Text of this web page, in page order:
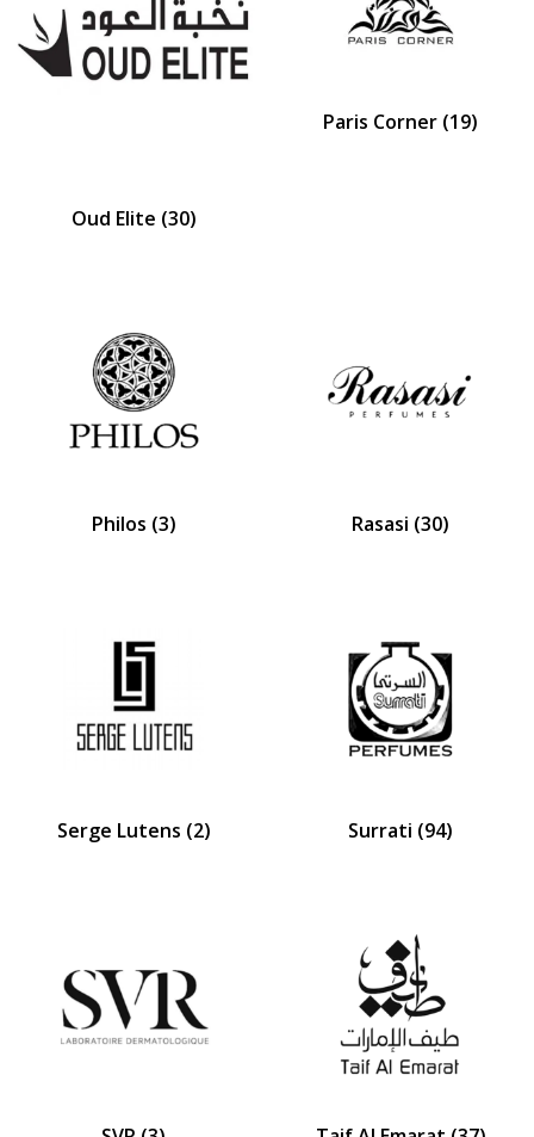
Oud Elite (30)
Paris Corner (19)
Philos (3) Rasasi (30)
Serge Lutens (2) Surrati (94)